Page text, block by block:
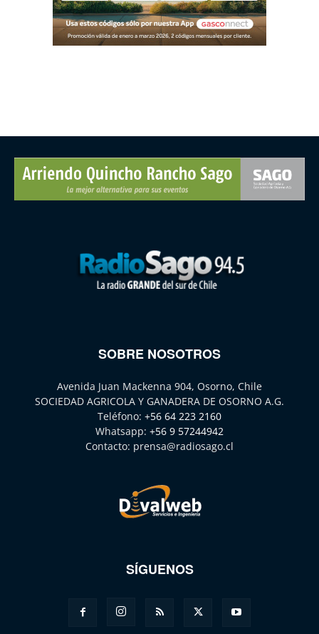
SOBRE NOSOTROS
Avenida Juan Mackenna 904, Osorno, Chile
SOCIEDAD AGRICOLA Y GANADERA DE OSORNO A.G.
Teléfono: +56 64 223 2160
Whatsapp: +56 9 57244942
Contacto: prensa@radiosago.cl
SÍGUENOS